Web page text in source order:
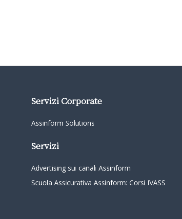
Servizi Corporate
Assinform Solutions
Servizi
Advertising sui canali Assinform
Scuola Assicurativa Assinform: Corsi IVASS